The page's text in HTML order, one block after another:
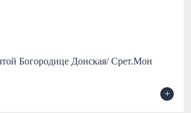
Богородице Донская/ Срет.Мон
+